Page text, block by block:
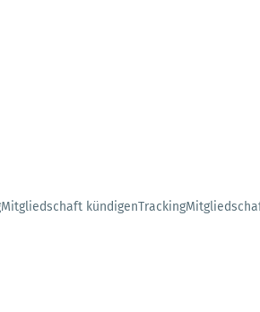
Mitgliedschaft kündigenTracking